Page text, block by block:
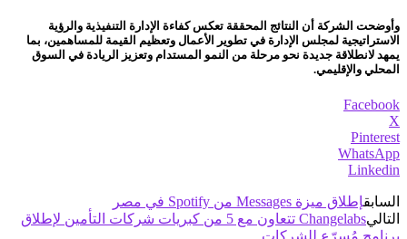
وأوضحت الشركة أن النتائج المحققة تعكس كفاءة الإدارة التنفيذية والرؤية
الاستراتيجية لمجلس الإدارة في تطوير الأعمال وتعظيم القيمة للمساهمين، بما
يمهد لانطلاقة جديدة نحو مرحلة من النمو المستدام وتعزيز الريادة في السوق
المحلي والإقليمي.
Facebook
X
Pinterest
WhatsApp
Linkedin
السابقإطلاق ميزة Messages من Spotify في مصر
التالي
Changelabs تتعاون مع 5 من كبريات شركات التأمين لإطلاق